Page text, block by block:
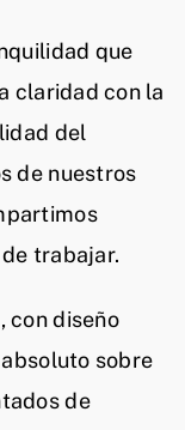
que
claridad con la
del
de nuestros
trabajar.
con diseño
sobre
de